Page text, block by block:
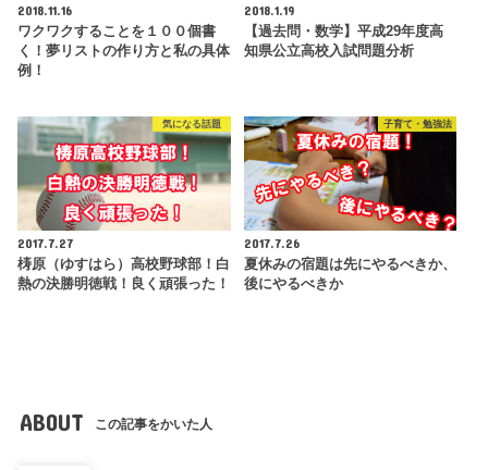
2018.11.16
ワクワクすることを１００個書
く！夢リストの作り方と私の具体
例！
2018.1.19
【過去問・数学】平成29年度高
知県公立高校入試問題分析
気になる話題
2017.7.27
梼原（ゆすはら）高校野球部！白
熱の決勝明徳戦！良く頑張った！
子育て・勉強法
2017.7.26
夏休みの宿題は先にやるべきか、
後にやるべきか
ABOUT この記事をかいた人